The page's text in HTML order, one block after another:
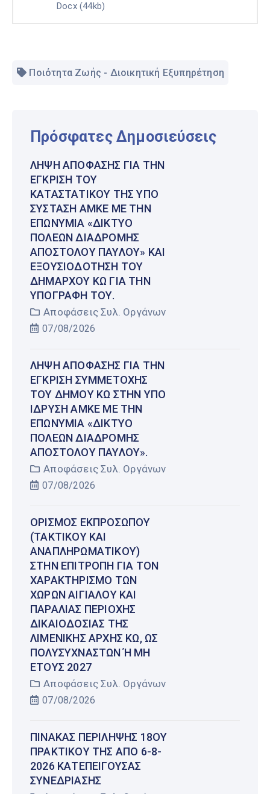
Docx (44kb)
Ποιότητα Ζωής - Διοικητική Εξυπηρέτηση
Πρόσφατες Δημοσιεύσεις
ΛΉΨΗ ΑΠΌΦΑΣΗΣ ΓΙΑ ΤΗΝ
ΈΓΚΡΙΣΗ ΤΟΥ
ΚΑΤΑΣΤΑΤΙΚΟΎ ΤΗΣ ΥΠΌ
ΣΎΣΤΑΣΗ ΑΜΚΕ ΜΕ ΤΗΝ
ΕΠΩΝΥΜΊΑ «ΔΊΚΤΥΟ
ΠΌΛΕΩΝ ΔΙΑΔΡΟΜΉΣ
ΑΠΟΣΤΌΛΟΥ ΠΑΎΛΟΥ» ΚΑΙ
ΕΞΟΥΣΙΟΔΌΤΗΣΗ ΤΟΥ
ΔΗΜΆΡΧΟΥ ΚΩ ΓΙΑ ΤΗΝ
ΥΠΟΓΡΑΦΉ ΤΟΥ.
Αποφάσεις Συλ. Οργάνων
07/08/2026
ΛΉΨΗ ΑΠΌΦΑΣΗΣ ΓΙΑ ΤΗΝ
ΈΓΚΡΙΣΗ ΣΥΜΜΕΤΟΧΉΣ
ΤΟΥ ΔΉΜΟΥ ΚΩ ΣΤΗΝ ΥΠΌ
ΊΔΡΥΣΗ ΑΜΚΕ ΜΕ ΤΗΝ
ΕΠΩΝΥΜΊΑ «ΔΊΚΤΥΟ
ΠΌΛΕΩΝ ΔΙΑΔΡΟΜΉΣ
ΑΠΟΣΤΌΛΟΥ ΠΑΎΛΟΥ».
Αποφάσεις Συλ. Οργάνων
07/08/2026
ΟΡΙΣΜΌΣ ΕΚΠΡΟΣΏΠΟΥ
(ΤΑΚΤΙΚΟΎ ΚΑΙ
ΑΝΑΠΛΗΡΩΜΑΤΙΚΟΎ)
ΣΤΗΝ ΕΠΙΤΡΟΠΉ ΓΙΑ ΤΟΝ
ΧΑΡΑΚΤΗΡΙΣΜΌ ΤΩΝ
ΧΏΡΩΝ ΑΙΓΙΑΛΟΎ ΚΑΙ
ΠΑΡΑΛΊΑΣ ΠΕΡΙΟΧΉΣ
ΔΙΚΑΙΟΔΟΣΊΑΣ ΤΗΣ
ΛΙΜΕΝΙΚΉΣ ΑΡΧΉΣ ΚΩ, ΩΣ
ΠΟΛΥΣΎΧΝΑΣΤΩΝ Ή ΜΗ Έ
ΤΟΥΣ 2027
Αποφάσεις Συλ. Οργάνων
07/08/2026
ΠΊΝΑΚΑΣ ΠΕΡΊΛΗΨΗΣ 18ΟΥ
ΠΡΑΚΤΙΚΟΎ ΤΗΣ ΑΠΌ 6-8-
2026 ΚΑΤΕΠΕΊΓΟΥΣΑΣ
ΣΥΝΕΔΡΊΑΣΗΣ